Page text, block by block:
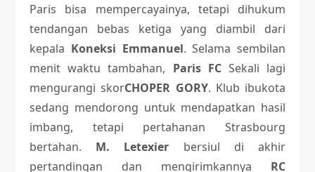
Paris bisa mempercayainya, tetapi dihukum
tendangan bebas ketiga yang diambil dari
kepala Koneksi Emmanuel. Selama sembilan
menit waktu tambahan, Paris FCSekali lagi
mengurangi skorCHOPER GORY. Klub ibukota
sedang mendorong untuk mendapatkan hasil
imbang, tetapi pertahanan Strasbourg
bertahan. M. Letexier bersiul di akhir
pertandingan dan mengirimkannya RC